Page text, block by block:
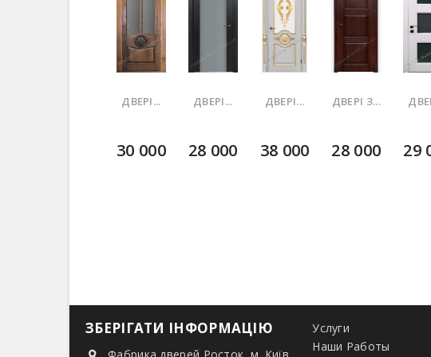
ДВЕРІ...
30 000
ДВЕРІ...
28 000
ДВЕРІ...
38 000
ДВЕРІ З...
28 000 29
ЗБЕРІГАТИ ІНФОРМАЦІЮ
Фабрика дверей Росток, м. Київ,
Услуги
Наши Работы